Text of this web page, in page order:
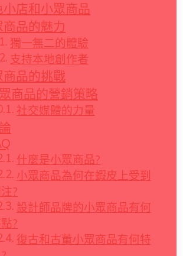
小店和小眾商品
商品的魅力
獨一無二的體驗
支持本地創作者
商品的挑戰
商品的營銷策略
社交媒體的力量
什麼是小眾商品?
小眾商品為何在蝦皮上受到
?
設計師品牌的小眾商品有何
?
復古和古董小眾商品有何特